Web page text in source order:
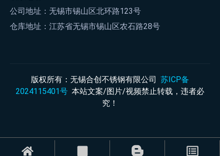
公司地址：无锡市锡山区北环路123号
仓库地址：江苏省无锡市锡山区农石路28号
版权所有：无锡合创不锈钢有限公司
苏ICP备
2024115401号 本站文案/图片/视频禁止转载，违者必
究！